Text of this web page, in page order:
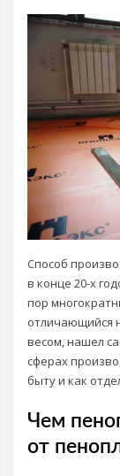
Способ
в конце 20-х
пор
отличающийся
весом, нашел
сферах
быту и как
Чем
от